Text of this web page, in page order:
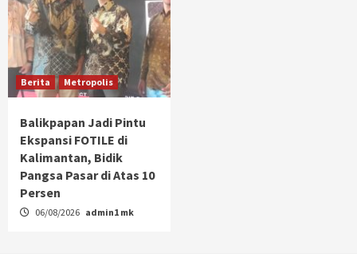
Berita Metropolis
Balikpapan Jadi Pintu
Ekspansi FOTILE di
Kalimantan, Bidik
Pangsa Pasar di Atas 10
Persen
06/08/2026 admin1 mk